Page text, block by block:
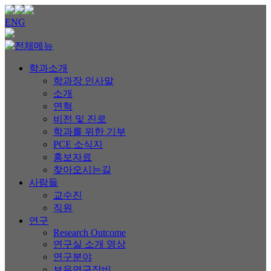
ENG
학과소개
학과장 인사말
소개
연혁
비전 및 진로
학과를 위한 기부
PCE 소식지
홍보자료
찾아오시는길
사람들
교수진
직원
연구
Research Outcome
연구실 소개 영상
연구분야